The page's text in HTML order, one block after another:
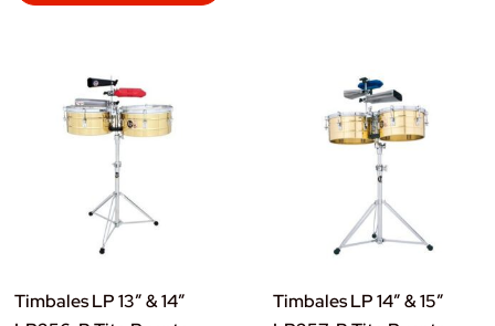
Timbales LP 13″ & 14″
Timbales LP 14″ & 15″